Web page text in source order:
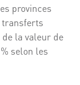
provinces
transferts
la valeur de
selon les